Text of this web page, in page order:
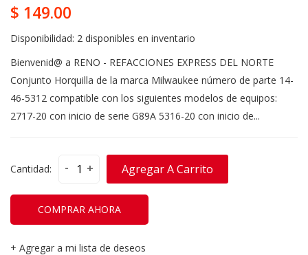
$ 149.00
Disponibilidad: 2 disponibles en inventario
Bienvenid@ a RENO - REFACCIONES EXPRESS DEL NORTE
Conjunto Horquilla de la marca Milwaukee número de parte 14-
46-5312 compatible con los siguientes modelos de equipos:
2717-20 con inicio de serie G89A 5316-20 con inicio de...
Cantidad: - + Agregar A Carrito
COMPRAR AHORA
+ Agregar a mi lista de deseos